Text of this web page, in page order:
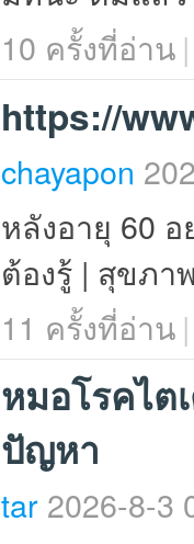
10 ครั้งที่อ่าน |
https://
chayapon
หลังอายุ 60
ต้องรู้ | สุขภา
11 ครั้งที่อ่าน |
หมอโรคไ
ปัญหา
tar 2026-8-3